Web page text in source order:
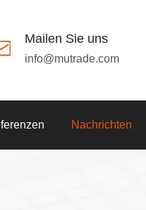
Mailen Sie uns
info@mutrade.com
Nachrichten